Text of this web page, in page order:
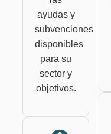
ayudas y
subvenciones
disponibles
para su
sector y
objetivos.